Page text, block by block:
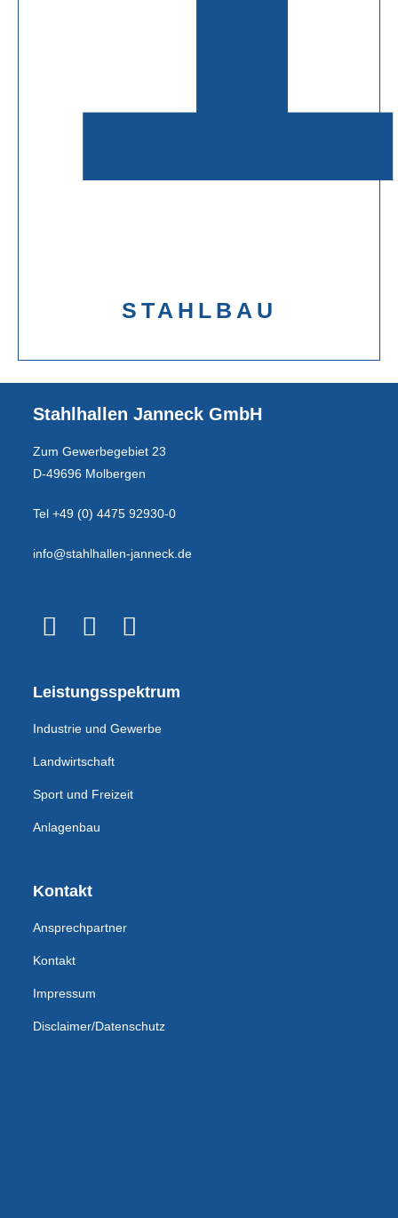
STAHLBAU
Stahlhallen Janneck GmbH
Zum Gewerbegebiet 23
D-49696 Molbergen
Tel +49 (0) 4475 92930-0
info@stahlhallen-janneck.de
Leistungsspektrum
Industrie und Gewerbe
Landwirtschaft
Sport und Freizeit
Anlagenbau
Kontakt
Ansprechpartner
Kontakt
Impressum
Disclaimer/Datenschutz